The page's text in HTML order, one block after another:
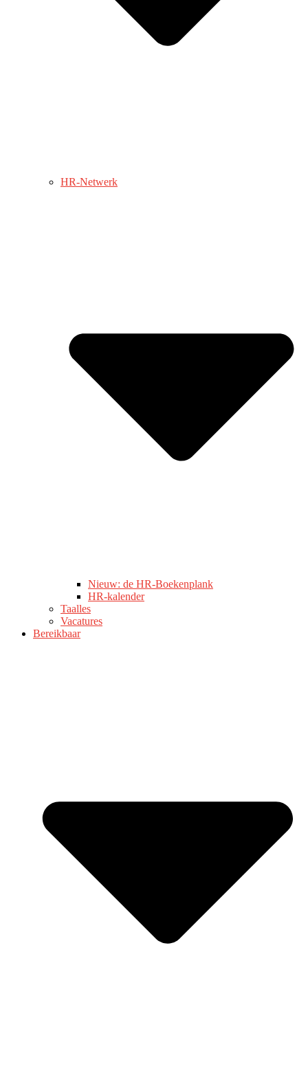
HR-Netwerk
Nieuw: de HR-Boekenplank
HR-kalender
Taalles
Vacatures
Bereikbaar